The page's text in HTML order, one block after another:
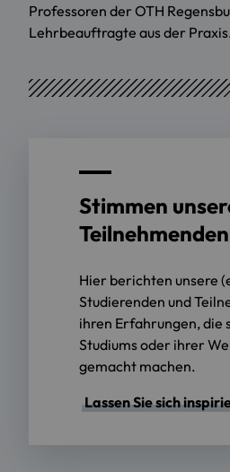
Professoren der OTH
Lehrbeauftragte aus der
Stimmen
Teilnehmenden
Hier berichten unsere
Studierenden und
ihren Erfahrungen, die
Studiums oder ihrer
gemacht machen.
Lassen Sie sich